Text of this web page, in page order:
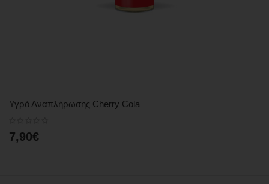
Υγρό Αναπλήρωσης Cherry Cola
7,90€